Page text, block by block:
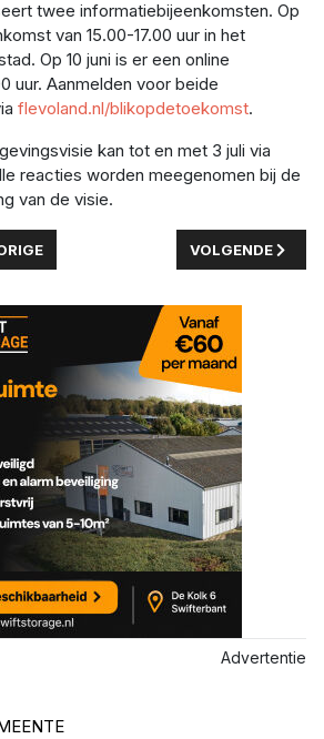
van 15.00-17.00 uur in het
Op 10 juni is er een online
uur. Aanmelden voor beide
flevoland.nl/blikopdetoekomst.
reacties worden meegenomen bij de
van de visie.
ARTIKEL: KINDERAMBASSADEUR VAN
VOLGENDE
VOLGENDE
Advertentie